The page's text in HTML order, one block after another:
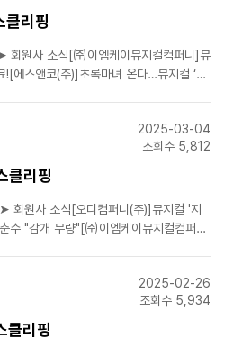
리핑
원사 소식[㈜이엠케이뮤지컬컴퍼니]뮤
에스앤코(주)]초록마녀 온다…뮤지컬 ‘위
의..
2025-03-04
조회수 5,812
클리핑
원사 소식[오디컴퍼니(주)]뮤지컬 '지
수 "감개 무량"[㈜이엠케이뮤지컬컴퍼
연 실..
2025-02-26
조회수 5,934
리핑